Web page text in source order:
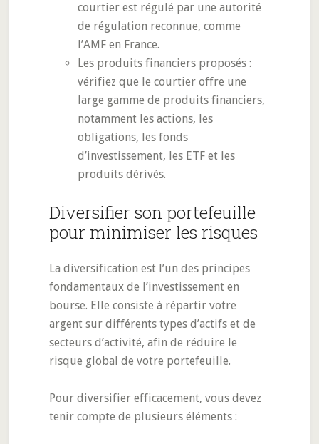
courtier est régulé par une autorité
de régulation reconnue, comme
l’AMF en France.
Les produits financiers proposés :
vérifiez que le courtier offre une
large gamme de produits financiers,
notamment les actions, les
obligations, les fonds
d’investissement, les ETF et les
produits dérivés.
Diversifier son portefeuille
pour minimiser les risques
La diversification est l’un des principes
fondamentaux de l’investissement en
bourse. Elle consiste à répartir votre
argent sur différents types d’actifs et de
secteurs d’activité, afin de réduire le
risque global de votre portefeuille.
Pour diversifier efficacement, vous devez
tenir compte de plusieurs éléments :